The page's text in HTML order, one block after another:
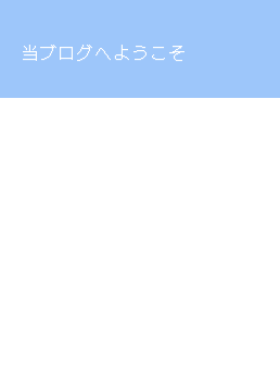
当ブログへようこそ